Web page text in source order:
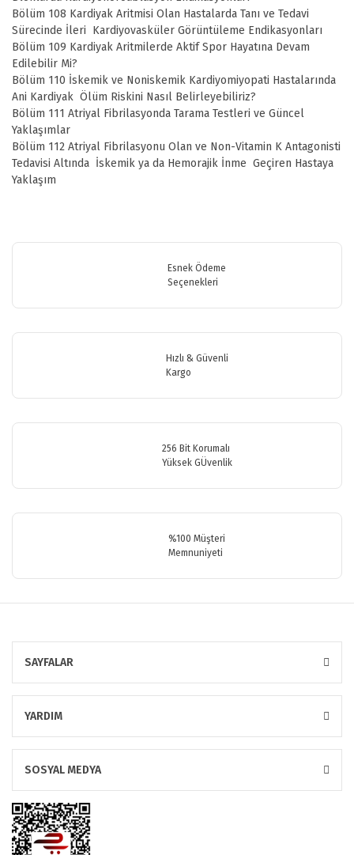
Bölüm 108 Kardiyak Aritmisi Olan Hastalarda Tanı ve Tedavi
Sürecinde İleri Kardiyovasküler Görüntüleme Endikasyonları
Bölüm 109 Kardiyak Aritmilerde Aktif Spor Hayatına Devam
Edilebilir Mi?
Bölüm 110 İskemik ve Noniskemik Kardiyomiyopati Hastalarında
Ani Kardiyak Ölüm Riskini Nasıl Belirleyebiliriz?
Bölüm 111 Atriyal Fibrilasyonda Tarama Testleri ve Güncel
Yaklaşımlar
Bölüm 112 Atriyal Fibrilasyonu Olan ve Non-Vitamin K Antagonisti
Tedavisi Altında İskemik ya da Hemorajik İnme Geçiren Hastaya
Yaklaşım
Bu ürüne ilk yorumu siz yapın!
Görüş ve önerileriniz için teşekkür ederiz.
Ürün resmi kalitesiz, bozuk veya görüntülenemiyor.
Ürün fiyatı diğer sitelerden daha pahalı.
Esnek Ödeme
Seçenekleri
Hızlı & Güvenli
Kargo
256 Bit Korumalı
Yüksek GÜvenlik
%100 Müşteri
Memnuniyeti
SAYFALAR
YARDIM
SOSYAL MEDYA